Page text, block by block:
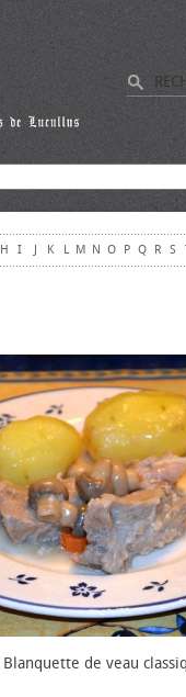
H I J K L M N O P Q R S
Blanquette de veau